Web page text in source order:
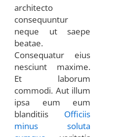
architecto
consequuntur
neque ut saepe
beatae.
Consequatur eius
nesciunt maxime.
Et laborum
commodi. Aut illum
ipsa eum eum
blanditiis Officiis
minus soluta